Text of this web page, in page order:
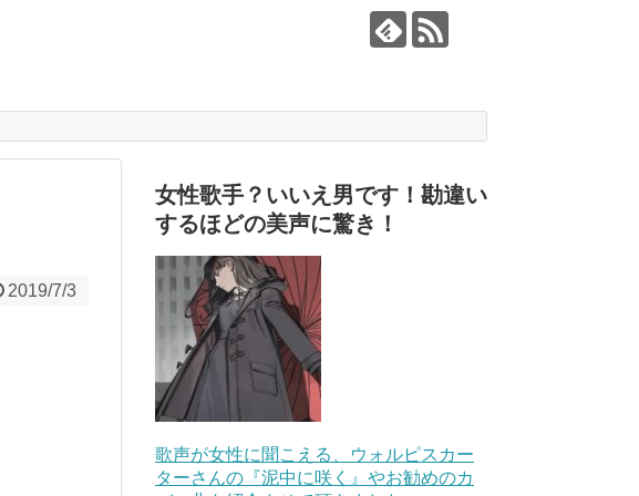
2019/7/3
女性歌手？いいえ男です！勘違い
するほどの美声に驚き！
歌声が女性に聞こえる、ウォルピスカー
ターさんの『泥中に咲く』やお勧めのカ